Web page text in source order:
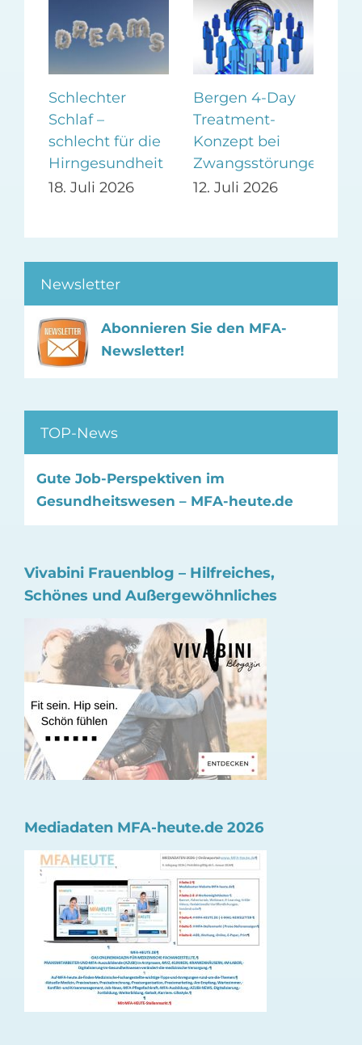
Schlechter
Schlaf –
schlecht für die
Hirngesundheit
18. Juli 2026
Bergen 4-Day
Treatment-
Konzept bei
Zwangsstörungen
12. Juli 2026
Newsletter
Abonnieren Sie den MFA-
Newsletter!
TOP-News
Gute Job-Perspektiven im
Gesundheitswesen – MFA-heute.de
Vivabini Frauenblog – Hilfreiches,
Schönes und Außergewöhnliches
Mediadaten MFA-heute.de 2026